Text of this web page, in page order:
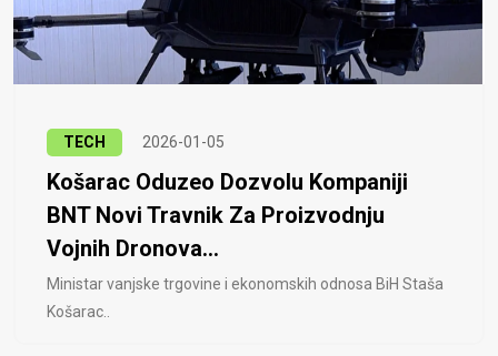
TECH 2026-01-05
Košarac Oduzeo Dozvolu Kompaniji
BNT Novi Travnik Za Proizvodnju
Vojnih Dronova...
Ministar vanjske trgovine i ekonomskih odnosa BiH Staša
Košarac..